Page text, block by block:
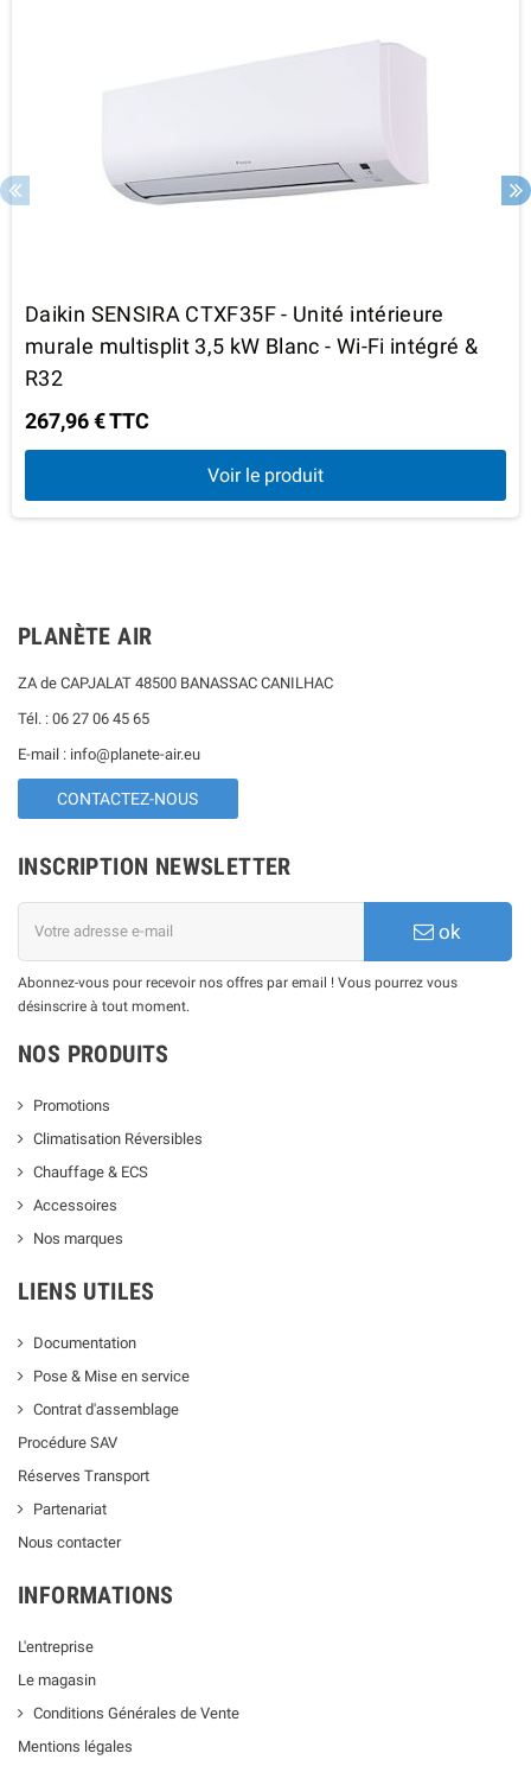
Daikin SENSIRA CTXF35F - Unité intérieure
murale multisplit 3,5 kW Blanc - Wi-Fi intégré &
R32
267,96 € TTC
Voir le produit
PLANÈTE AIR
ZA de CAPJALAT 48500 BANASSAC CANILHAC
Tél. : 06 27 06 45 65
E-mail : info@planete-air.eu
CONTACTEZ-NOUS
INSCRIPTION NEWSLETTER
ok
Abonnez-vous pour recevoir nos offres par email ! Vous pourrez vous
désinscrire à tout moment.
NOS PRODUITS
Promotions
Climatisation Réversibles
Chauffage & ECS
Accessoires
Nos marques
LIENS UTILES
Documentation
Pose & Mise en service
Contrat d'assemblage
Procédure SAV
Réserves Transport
Partenariat
Nous contacter
INFORMATIONS
L'entreprise
Le magasin
Conditions Générales de Vente
Mentions légales